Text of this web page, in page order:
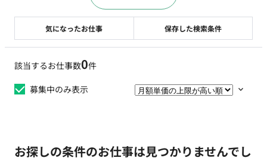
該当するお仕事数0件
募集中のみ表示
お探しの条件のお仕事は見つかりませんでし
気になったお仕事 保存した検索条件